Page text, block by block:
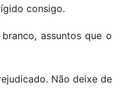
consigo.
assuntos que o
Não deixe de